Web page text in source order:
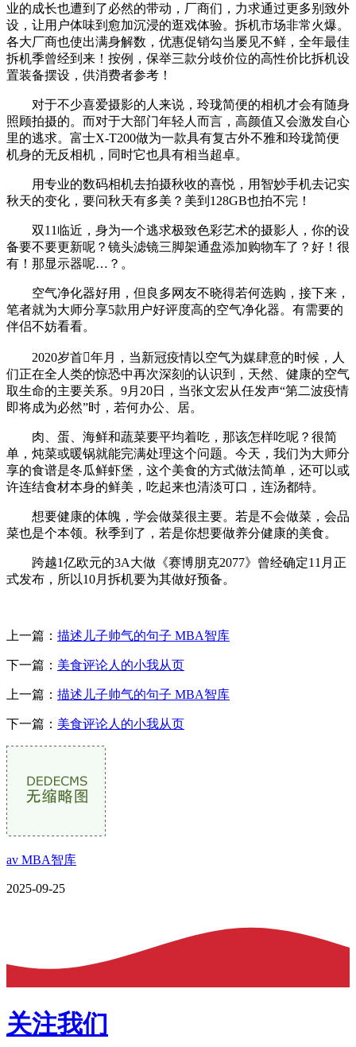
业的成长也遭到了必然的带动，厂商们，力求通过更多别致外
设，让用户体味到愈加沉浸的逛戏体验。拆机市场非常火爆。
各大厂商也使出满身解数，优惠促销勾当屡见不鲜，全年最佳
拆机季曾经到来！按例，保举三款分歧价位的高性价比拆机设
置装备摆设，供消费者参考！
对于不少喜爱摄影的人来说，玲珑简便的相机才会有随身
照顾拍摄的。而对于大部门年轻人而言，高颜值又会激发自心
里的逃求。富士X-T200做为一款具有复古外不雅和玲珑简便
机身的无反相机，同时它也具有相当超卓。
用专业的数码相机去拍摄秋收的喜悦，用智妙手机去记实
秋天的变化，要问秋天有多美？美到128GB也拍不完！
双11临近，身为一个逃求极致色彩艺术的摄影人，你的设
备要不要更新呢？镜头滤镜三脚架通盘添加购物车了？好！很
有！那显示器呢…？。
空气净化器好用，但良多网友不晓得若何选购，接下来，
笔者就为大师分享5款用户好评度高的空气净化器。有需要的
伴侣不妨看看。
2020岁首年月，当新冠疫情以空气为媒肆意的时候，人
们正在全人类的惊恐中再次深刻的认识到，天然、健康的空气
取生命的主要关系。9月20日，当张文宏从任发声“第二波疫情
即将成为必然”时，若何办公、居。
肉、蛋、海鲜和蔬菜要平均着吃，那该怎样吃呢？很简
单，炖菜或暖锅就能完满处理这个问题。今天，我们为大师分
享的食谱是冬瓜鲜虾堡，这个美食的方式做法简单，还可以或
许连结食材本身的鲜美，吃起来也清淡可口，连汤都特。
想要健康的体魄，学会做菜很主要。若是不会做菜，会品
菜也是个本领。秋季到了，若是你想要做养分健康的美食。
跨越1亿欧元的3A大做《赛博朋克2077》曾经确定11月正
式发布，所以10月拆机要为其做好预备。
上一篇： 描述儿子帅气的句子 MBA智库
下一篇： 美食评论人的小我从页
上一篇： 描述儿子帅气的句子 MBA智库
下一篇： 美食评论人的小我从页
av MBA智库
2025-09-25
关注我们